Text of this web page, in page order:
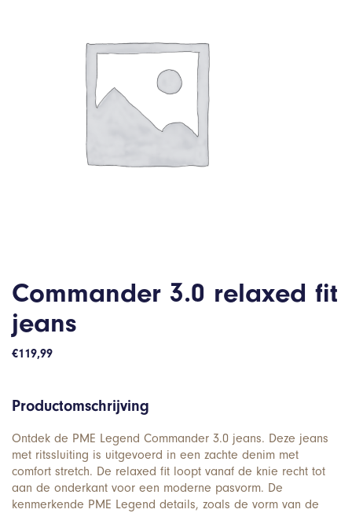
Commander 3.0 relaxed fit
jeans
€119,99
Productomschrijving
Ontdek de PME Legend Commander 3.0 jeans. Deze jeans
met ritssluiting is uitgevoerd in een zachte denim met
comfort stretch. De relaxed fit loopt vanaf de knie recht tot
aan de onderkant voor een moderne pasvorm. De
kenmerkende PME Legend details, zoals de vorm van de